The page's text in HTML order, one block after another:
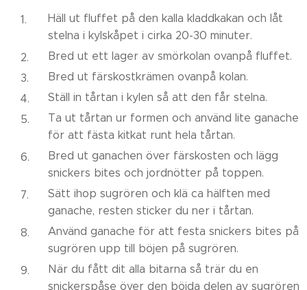
Häll ut fluffet på den kalla kladdkakan och låt
stelna i kylskåpet i cirka 20-30 minuter.
Bred ut ett lager av smörkolan ovanpå fluffet.
Bred ut färskostkrämen ovanpå kolan.
Ställ in tårtan i kylen så att den får stelna.
Ta ut tårtan ur formen och använd lite ganache
för att fästa kitkat runt hela tårtan.
Bred ut ganachen över färskosten och lägg
snickers bites och jordnötter på toppen.
Sätt ihop sugrören och klä ca hälften med
ganache, resten sticker du ner i tårtan.
Använd ganache för att festa snickers bites på
sugrören upp till böjen på sugrören.
När du fått dit alla bitarna så trär du en
snickerspåse över den böjda delen av sugrören